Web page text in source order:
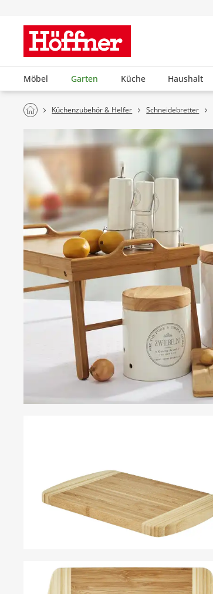
Möbel Garten Küche Haushalt
Küchenzubehör & Helfer Schneidebretter